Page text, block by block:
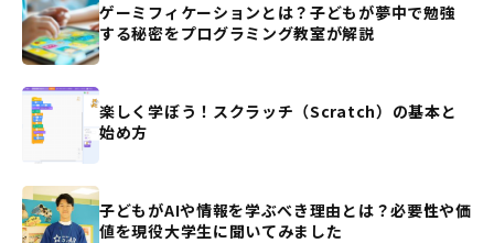
ゲーミフィケーションとは？子どもが夢中で勉強
する秘密をプログラミング教室が解説
楽しく学ぼう！スクラッチ（Scratch）の基本と
始め方
子どもがAIや情報を学ぶべき理由とは？必要性や価
値を現役大学生に聞いてみました